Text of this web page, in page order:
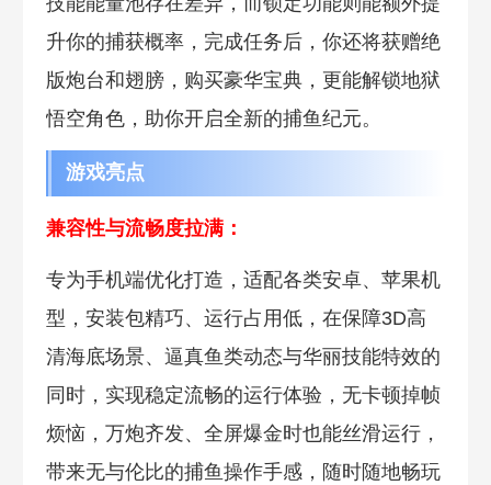
升你的捕获概率，完成任务后，你还将获赠绝
版炮台和翅膀，购买豪华宝典，更能解锁地狱
悟空角色，助你开启全新的捕鱼纪元。
游戏亮点
兼容性与流畅度拉满：
专为手机端优化打造，适配各类安卓、苹果机
型，安装包精巧、运行占用低，在保障3D高
清海底场景、逼真鱼类动态与华丽技能特效的
同时，实现稳定流畅的运行体验，无卡顿掉帧
烦恼，万炮齐发、全屏爆金时也能丝滑运行，
带来无与伦比的捕鱼操作手感，随时随地畅玩